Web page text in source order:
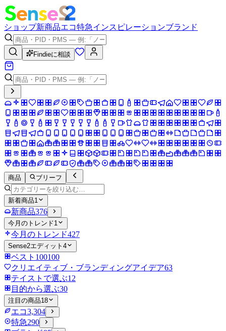
ショップ新商品エコ特急インスピレーションブランド
Findieに相談
商品 ブリーフ
新着商品1
新商品376
今月のトレンド1
今月のトレンド427
Sense2エディット 4
ベスト100100
クリエイティブ・ブランディングアイデア63
テイストで選ぶ12
目的から選ぶ30
注目の商品18
エコ3,304
特急290